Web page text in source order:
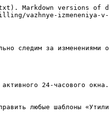
versions of
vazhnye-izmeneniya-
следим за
24-часового
любые шаблоны